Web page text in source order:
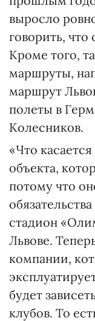
выросло
говорить, что
Кроме того,
маршруты,
маршрут
полеты в
Колесников.
«Что
объекта,
потому что
стадион
Львове.
компании,
будет
клубов. То